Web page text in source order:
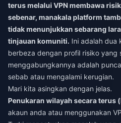
terus melalui VPN membawa
sebenar, manakala platform
tidak menunjukkan sebarang
tinjauan komuniti. Ini adalah dua
berbeza dengan profil risiko
menggabungkannya adalah
sebab atau mengalami kerugian.
Mari kita asingkan dengan jelas.
Penukaran wilayah secara terus
akaun anda atau menggunakan